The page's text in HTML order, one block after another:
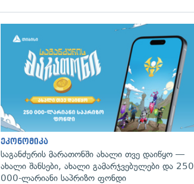
ეკონომიკა
საგანძურის მარათონში ახალი თვე დაიწყო —
ახალი შანსები, ახალი გამარჯვებულები და 250
000-ლარიანი საპრიზო ფონდი